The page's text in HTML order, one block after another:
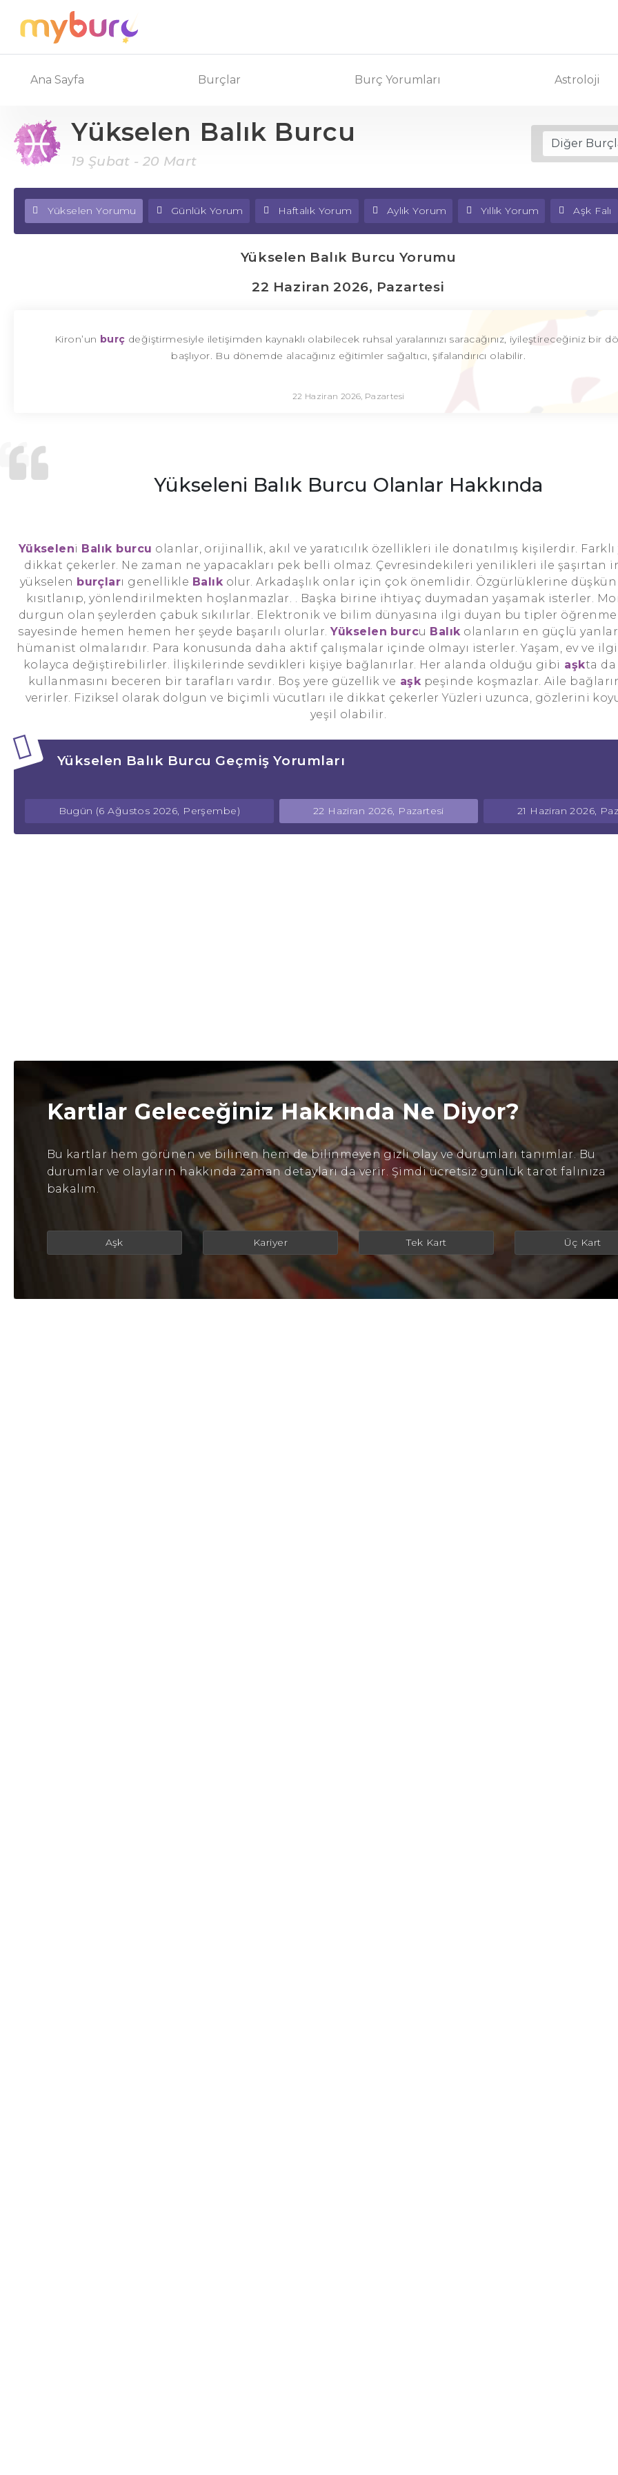
Ana Sayfa Burçlar Burç Yorumları Astroloji
Yükselen Balık Burcu
19 Şubat - 20 Mart
Yükselen Yorumu Günlük Yorum Haftalık Yorum Aylık Yorum Yıllık Yorum Aşk Falı
Yükselen Balık Burcu Yorumu
22 Haziran 2026, Pazartesi
Kiron’un burç değiştirmesiyle iletişimden kaynaklı olabilecek ruhsal yaralarınızı saracağınız, iyileştireceğiniz bir
başlıyor. Bu dönemde alacağınız eğitimler sağaltıcı, şifalandırıcı olabilir.
22 Haziran 2026, Pazartesi
Yükseleni Balık Burcu Olanlar Hakkında
Yükseleni Balık burcu olanlar, orijinallik, akıl ve yaratıcılık özellikleri ile donatılmış kişilerdir.
dikkat çekerler. Ne zaman ne yapacakları pek belli olmaz. Çevresindekileri yenilikleri ile şaşırtan
yükselen burçları genellikle Balık olur. Arkadaşlık onlar için çok önemlidir. Özgürlüklerine
kısıtlanıp, yönlendirilmekten hoşlanmazlar. . Başka birine ihtiyaç duymadan yaşamak isterler.
durgun olan şeylerden çabuk sıkılırlar. Elektronik ve bilim dünyasına ilgi duyan bu tipler öğrenme
sayesinde hemen hemen her şeyde başarılı olurlar.Yükselen burcu Balık olanların en güçlü
hümanist olmalarıdır. Para konusunda daha aktif çalışmalar içinde olmayı isterler. Yaşam, ev ve ilgi
kolayca değiştirebilirler. İlişkilerinde sevdikleri kişiye bağlanırlar. Her alanda olduğu gibi aşkta da
kullanmasını beceren bir tarafları vardır. Boş yere güzellik ve aşk peşinde koşmazlar. Aile
verirler. Fiziksel olarak dolgun ve biçimli vücutları ile dikkat çekerler Yüzleri uzunca, gözlerini
yeşil olabilir.
Yükselen Balık Burcu Geçmiş Yorumları
Bugün (6 Ağustos 2026, Perşembe) 22 Haziran 2026, Pazartesi 21 Haziran 2026,
Kartlar Geleceğiniz Hakkında Ne Diyor?
Bu kartlar hem görünen ve bilinen hem de bilinmeyen gizli olay ve durumları tanımlar. Bu
durumlar ve olayların hakkında zaman detayları da verir. Şimdi ücretsiz günlük tarot falınıza
bakalım.
Aşk Kariyer Tek Kart Üç Kart